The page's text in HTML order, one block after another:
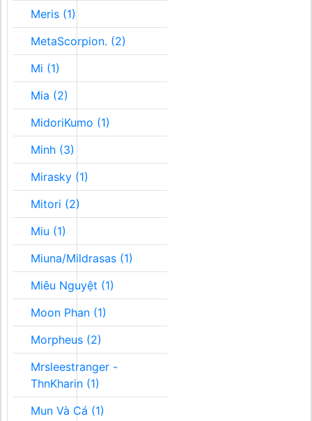
Meris (1)
MetaScorpion. (2)
Mi (1)
Mia (2)
MidoriKumo (1)
Minh (3)
Mirasky (1)
Mitori (2)
Miu (1)
Miuna/Mildrasas (1)
Miêu Nguyệt (1)
Moon Phan (1)
Morpheus (2)
Mrsleestranger -
ThnKharin (1)
Mun Và Cá (1)